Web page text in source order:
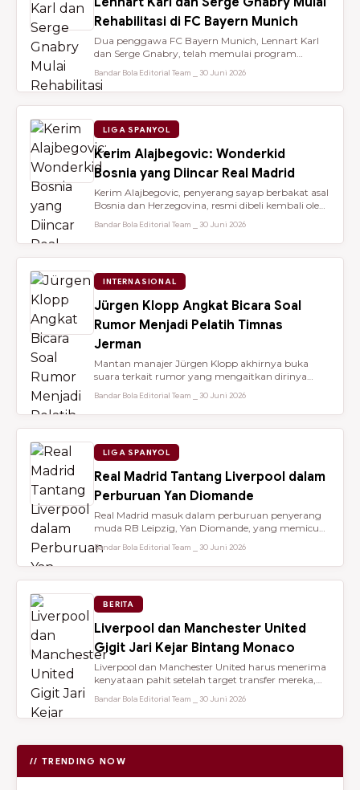
Rehabilitasi di FC Bayern Munich
Dua penggawa FC Bayern Munich, Lennart Karl
dan Serge Gnabry, telah memulai program
Bandar Bola Editorial Team ⎯ 30 Juni 2026
LIGA SPANYOL
Kerim Alajbegovic: Wonderkid
Bosnia yang Diincar Real Madrid
Kerim Alajbegovic, penyerang sayap berbakat asal
Bosnia dan Herzegovina, resmi dibeli kembali oleh
Bandar Bola Editorial Team ⎯ 30 Juni 2026
INTERNASIONAL
Jürgen Klopp Angkat Bicara Soal
Rumor Menjadi Pelatih Timnas
Jerman
Mantan manajer Jürgen Klopp akhirnya buka
suara terkait rumor yang mengaitkan dirinya
Bandar Bola Editorial Team ⎯ 30 Juni 2026
LIGA SPANYOL
Real Madrid Tantang Liverpool dalam
Perburuan Yan Diomande
Real Madrid masuk dalam perburuan penyerang
muda RB Leipzig, Yan Diomande, yang memicu
Bandar Bola Editorial Team ⎯ 30 Juni 2026
BERITA
Liverpool dan Manchester United
Gigit Jari Kejar Bintang Monaco
Liverpool dan Manchester United harus menerima
kenyataan pahit setelah target transfer mereka,
Bandar Bola Editorial Team ⎯ 30 Juni 2026
// TRENDING NOW